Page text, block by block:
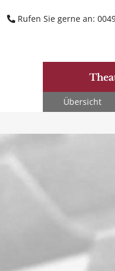
Übersicht
Rufen Sie gerne an: